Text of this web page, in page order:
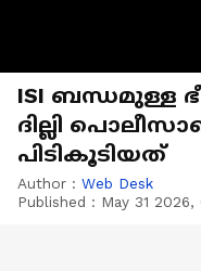
ISI ബന്ധമുള്ള
ദില്ലി
പിടികൂടിയത്
Author : Web Desk
Published : May 31 2026,